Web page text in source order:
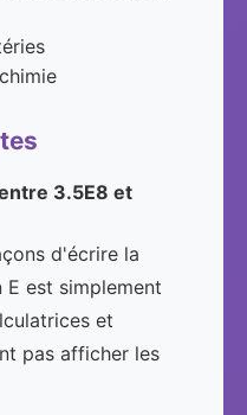
3.5E8 et
d'écrire la
E est simplement
et
pas afficher les